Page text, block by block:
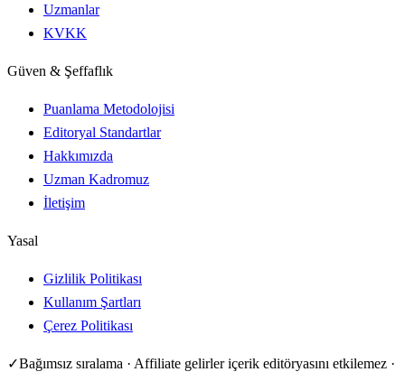
Uzmanlar
KVKK
Güven & Şeffaflık
Puanlama Metodolojisi
Editoryal Standartlar
Hakkımızda
Uzman Kadromuz
İletişim
Yasal
Gizlilik Politikası
Kullanım Şartları
Çerez Politikası
✓Bağımsız sıralama · Affiliate gelirler içerik editöryasını etkilemez ·